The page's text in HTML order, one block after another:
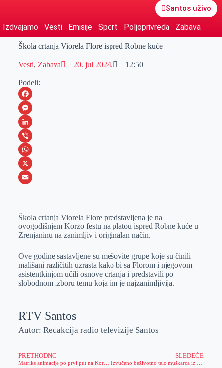
Santos uživo
Izdvajamo Vesti Emisije Sport Poljoprivreda Zabava
Škola crtanja Viorela Flore ispred Robne kuće
Vesti, Zabava 20. jul 2024. 12:50
Podeli:
F
a
c
e
b
o
M
e
s
s
e
e
r
L
i
n
k
I
n
V
i
b
W
h
s
A
p
X
a
i
Škola crtanja Viorela Flore predstavljena je na
ovogodišnjem Korzo festu na platou ispred Robne kuće u
Zrenjaninu na zanimljiv i originalan način.
Ove godine sastavljene su mešovite grupe koje su činili
mališani različitih uzrasta kako bi sa Florom i njegovom
asistentkinjom učili osnove crtanja i predstavili po
slobodnom izboru temu koja im je najzanimljivija.
RTV Santos
Autor: Redakcija radio televizije Santos
PRETHODNO
Matriks animacije po prvi put na Korzo festu
SLEDEĆE